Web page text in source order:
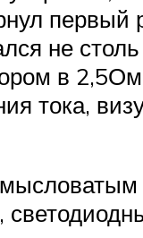
не
в
тока,